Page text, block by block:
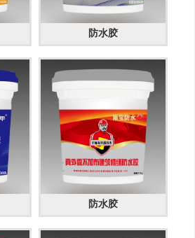
防水胶
防水胶